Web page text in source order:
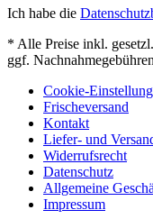
Ich habe die
* Alle Preise inkl.
ggf.
Cookie-
Frischeversand
Kontakt
Liefer- und
Widerrufsrecht
Datenschutz
Allgemeine
Impressum